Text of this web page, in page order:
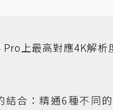
上最高對應4K解
合：精通6種不同